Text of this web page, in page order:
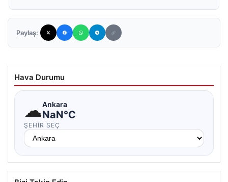
Paylaş:
Hava Durumu
☁Ankara
NaN°C
ŞEHIR SEÇ